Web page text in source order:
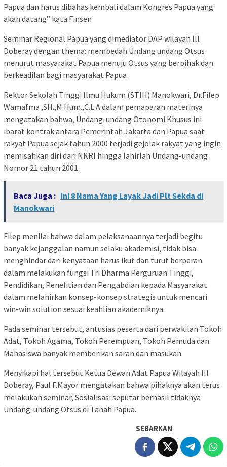
Papua dan harus dibahas kembali dalam Kongres Papua yang
akan datang” kata Finsen
Seminar Regional Papua yang dimediator DAP wilayah lll
Doberay dengan thema: membedah Undang undang Otsus
menurut masyarakat Papua menuju Otsus yang berpihak dan
berkeadilan bagi masyarakat Papua
Rektor Sekolah Tinggi Ilmu Hukum (STIH) Manokwari, Dr.Filep
Wamafma ,SH.,M.Hum.,C.L.A dalam pemaparan materinya
mengatakan bahwa, Undang-undang Otonomi Khusus ini
ibarat kontrak antara Pemerintah Jakarta dan Papua saat
rakyat Papua sejak tahun 2000 terjadi gejolak rakyat yang ingin
memisahkan diri dari NKRI hingga lahirlah Undang-undang
Nomor 21 tahun 2001.
Baca Juga : Ini 8 Nama Yang Layak Jadi Plt Sekda di
Manokwari
Filep menilai bahwa dalam pelaksanaannya terjadi begitu
banyak kejanggalan namun selaku akademisi, tidak bisa
menghindar dari kenyataan harus ikut dan turut berperan
dalam melakukan fungsi Tri Dharma Perguruan Tinggi,
Pendidikan, Penelitian dan Pengabdian kepada Masyarakat
dalam melahirkan konsep-konsep strategis untuk mencari
win-win solution sesuai keahlian akademiknya.
Pada seminar tersebut, antusias peserta dari perwakilan Tokoh
Adat, Tokoh Agama, Tokoh Perempuan, Tokoh Pemuda dan
Mahasiswa banyak memberikan saran dan masukan.
Menyikapi hal tersebut Ketua Dewan Adat Papua Wilayah III
Doberay, Paul F.Mayor mengatakan bahwa pihaknya akan terus
melakukan seminar, Sosialisasi seputar berhasil tidaknya
Undang-undang Otsus di Tanah Papua.
SEBARKAN